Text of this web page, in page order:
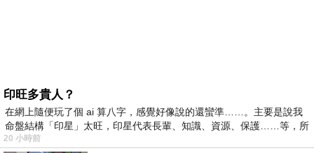
印旺多貴人？
在網上隨便玩了個 ai 算八字，感覺好像說的還蠻準……。主要是說我
命盤結構「印星」太旺，印星代表長輩、知識、資源、保護……等，所
20 小時前